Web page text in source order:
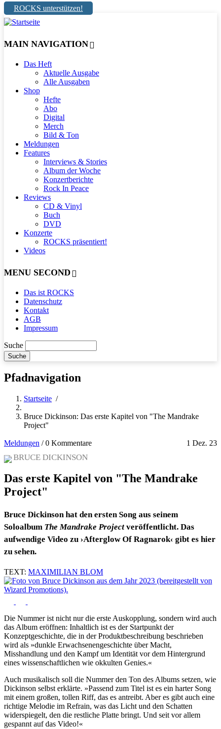
ROCKS unterstützen!
MAIN NAVIGATION
Das Heft
Aktuelle Ausgabe
Alle Ausgaben
Shop
Hefte
Abo
Digital
Merch
Bild & Ton
Meldungen
Features
Interviews & Stories
Album der Woche
Konzertberichte
Rock In Peace
Reviews
CD & Vinyl
Buch
DVD
Konzerte
ROCKS präsentiert!
Videos
MENU SECOND
Das ist ROCKS
Datenschutz
Kontakt
AGB
Impressum
Suche
Pfadnavigation
Startseite /
Bruce Dickinson: Das erste Kapitel von "The Mandrake
Project"
Meldungen 1 Dez. 23
/0 Kommentare
BRUCE DICKINSON
Das erste Kapitel von "The Mandrake
Project"
Bruce Dickinson hat den ersten Song aus seinem
Soloalbum The Mandrake Project veröffentlicht. Das
aufwendige Video zu ›Afterglow Of Ragnarok‹ gibt es hier
zu sehen.
TEXT: MAXIMILIAN BLOM
Die Nummer ist nicht nur die erste Auskopplung, sondern wird auch
das Album eröffnen: Inhaltlich ist es der Startpunkt der
Konzeptgeschichte, die in der Produktbeschreibung beschrieben
wird als »dunkle Erwachsenengeschichte über Macht,
Misshandlung und den Kampf um Identität vor dem Hintergrund
eines wissenschaftlichen wie okkulten Genies.«
Auch musikalisch soll die Nummer den Ton des Albums setzen, wie
Dickinson selbst erklärte. »Passend zum Titel ist es ein harter Song
mit einem großen, tollen Riff, das es antreibt. Aber es gibt auch eine
richtige Melodie im Refrain, was das Licht und den Schatten
widerspiegelt, den die restliche Platte bringt. Und seit vor allem
gespannt auf das Video!«